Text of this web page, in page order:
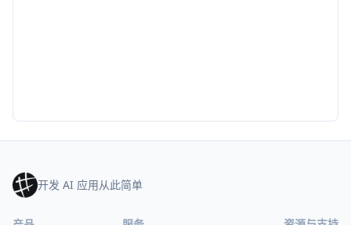
开发 AI 应用从此简单